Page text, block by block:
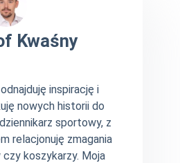
Kwaśny
inspirację i
nowych historii do
sportowy, z
relacjonuję zmagania
koszykarzy. Moja